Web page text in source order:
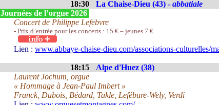
18:30 La Chaise-Dieu (43) - abbatiale
Journées de l’orgue 2026
Concert de Philippe Lefebvre
- Prix d’entrée pour les concerts : 15 € – jeunes 7 €
Lien : www.abbaye-chaise-dieu.com/associations-culturelles/
18:15 Alpe d'Huez (38)
Laurent Jochum, orgue
« Hommage à Jean-Paul Imbert »
Franck, Dubois, Bédard, Takle, Lefébure-Wely, Verdi